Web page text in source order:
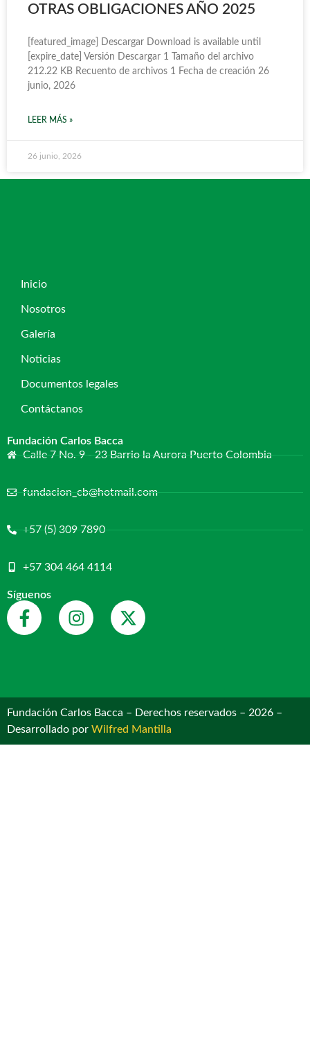
OTRAS OBLIGACIONES AÑO 2025
[featured_image] Descargar Download is available until
[expire_date] Versión Descargar 1 Tamaño del archivo
212.22 KB Recuento de archivos 1 Fecha de creación 26
junio, 2026
LEER MÁS »
26 junio, 2026
Inicio
Nosotros
Galería
Noticias
Documentos legales
Contáctanos
Fundación Carlos Bacca
Calle 7 No. 9 - 23 Barrio la Aurora Puerto Colombia
fundacion_cb@hotmail.com
+57 (5) 309 7890
+57 304 464 4114
Síguenos
Fundación Carlos Bacca – Derechos reservados – 2026 –
Desarrollado por Wilfred Mantilla